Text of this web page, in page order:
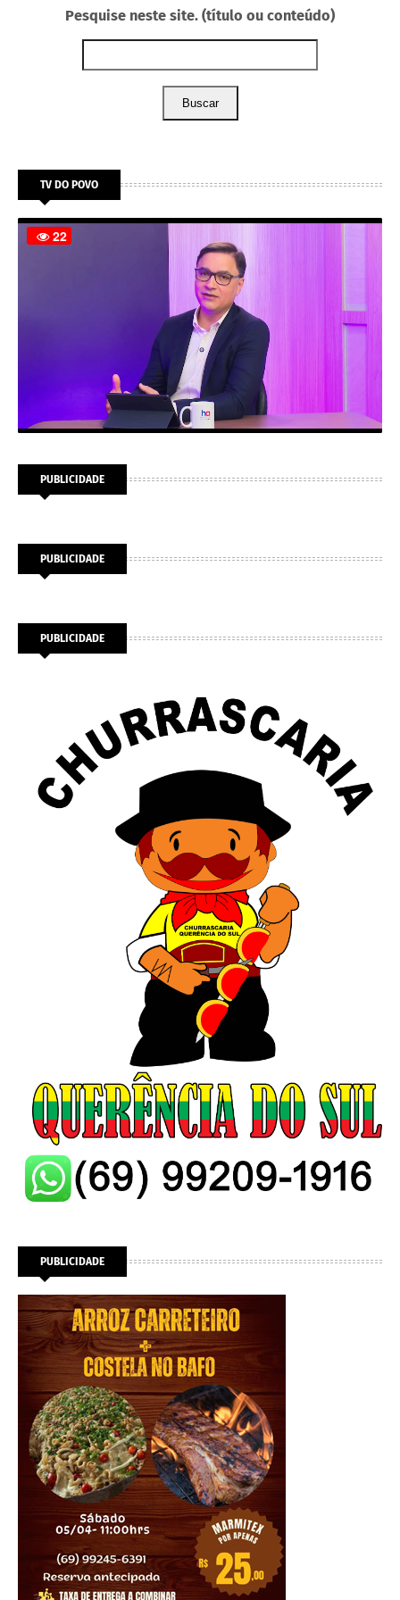
Pesquise neste site. (título ou conteúdo)
Buscar
TV DO POVO
PUBLICIDADE
PUBLICIDADE
PUBLICIDADE
PUBLICIDADE